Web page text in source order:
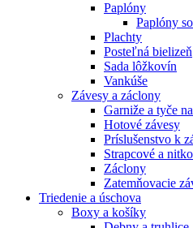
Paplóny
Paplóny
Plachty
Posteľná bielizeň
Sada lôžkovín
Vankúše
Závesy a záclony
Garniže a tyče
Hotové závesy
Príslušenstvo k
Strapcové a
Záclony
Zatemňovacie
Triedenie a úschova
Boxy a košíky